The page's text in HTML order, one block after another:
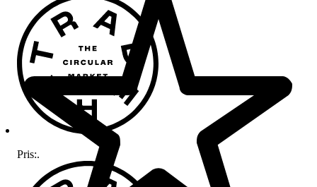
Pris:.